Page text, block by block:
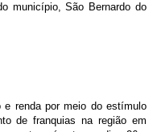
município, São Bernardo do
e renda por meio do estímulo
de franquias na região em